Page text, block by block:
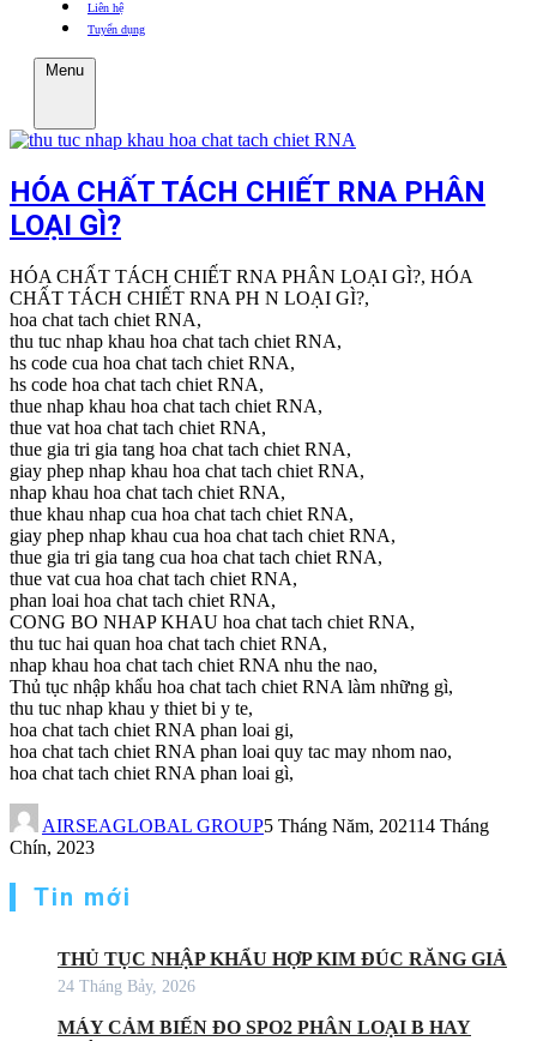
Liên hệ
Tuyển dụng
Menu
HÓA CHẤT TÁCH CHIẾT RNA PHÂN
LOẠI GÌ?
HÓA CHẤT TÁCH CHIẾT RNA PHÂN LOẠI GÌ?, HÓA
CHẤT TÁCH CHIẾT RNA PH N LOẠI GÌ?,
hoa chat tach chiet RNA,
thu tuc nhap khau hoa chat tach chiet RNA,
hs code cua hoa chat tach chiet RNA,
hs code hoa chat tach chiet RNA,
thue nhap khau hoa chat tach chiet RNA,
thue vat hoa chat tach chiet RNA,
thue gia tri gia tang hoa chat tach chiet RNA,
giay phep nhap khau hoa chat tach chiet RNA,
nhap khau hoa chat tach chiet RNA,
thue khau nhap cua hoa chat tach chiet RNA,
giay phep nhap khau cua hoa chat tach chiet RNA,
thue gia tri gia tang cua hoa chat tach chiet RNA,
thue vat cua hoa chat tach chiet RNA,
phan loai hoa chat tach chiet RNA,
CONG BO NHAP KHAU hoa chat tach chiet RNA,
thu tuc hai quan hoa chat tach chiet RNA,
nhap khau hoa chat tach chiet RNA nhu the nao,
Thủ tục nhập khẩu hoa chat tach chiet RNA làm những gì,
thu tuc nhap khau y thiet bi y te,
hoa chat tach chiet RNA phan loai gi,
hoa chat tach chiet RNA phan loai quy tac may nhom nao,
hoa chat tach chiet RNA phan loai gì,
AIRSEAGLOBAL GROUP5 Tháng Năm, 202114 Tháng
Chín, 2023
Tin mới
THỦ TỤC NHẬP KHẨU HỢP KIM ĐÚC RĂNG GIẢ
24 Tháng Bảy, 2026
MÁY CẢM BIẾN ĐO SPO2 PHÂN LOẠI B HAY